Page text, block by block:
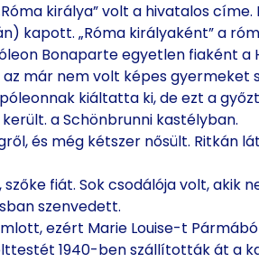
királya” volt a hivatalos
kapott. „Róma királyaként” a
Bonaparte egyetlen fiaként
már nem volt képes gyermeket
kiáltatta ki, de ezt a
a Schönbrunni kastélyban.
és még kétszer nősült.
fiát. Sok csodálója volt, akik
szenvedett.
ezért Marie Louise-t
1940-ben szállították át a